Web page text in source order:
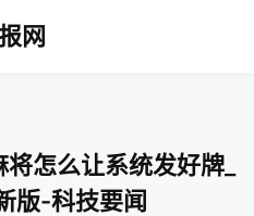
网
怎么让系统发好牌_
版-科技要闻